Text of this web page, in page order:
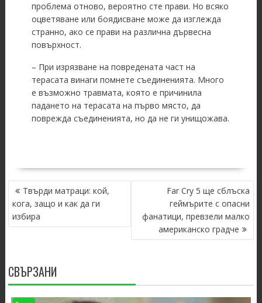
проблема отново, вероятно сте прави. Но всяко
оцветяване или боядисване може да изглежда
странно, ако се прави на различна дървесна
повърхност.
– При изрязване на повредената част на
терасата винаги помнете съединенията. Много
е възможно травмата, която е причинила
падането на терасата на първо място, да
поврежда съединенията, но да не ги унищожава.
POST
NAVIGATION
Твърди матраци: кой,
кога, защо и как да ги
избира
Far Cry 5 ще сблъска
геймърите с опасни
фанатици, превзели малко
американско градче
СВЪРЗАНИ